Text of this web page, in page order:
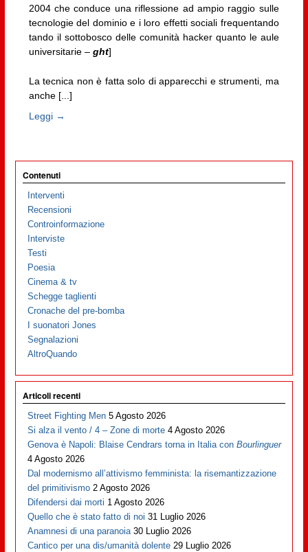
2004 che conduce una riflessione ad ampio raggio sulle
tecnologie del dominio e i loro effetti sociali frequentando
tando il sottobosco delle comunità hacker quanto le aule
universitarie – ght]
La tecnica non è fatta solo di apparecchi e strumenti, ma
anche [...]
Leggi →
Contenuti
Interventi
Recensioni
Controinformazione
Interviste
Testi
Poesia
Cinema & tv
Schegge taglienti
Cronache del pre-bomba
I suonatori Jones
Segnalazioni
AltroQuando
Articoli recenti
Street Fighting Men 5 Agosto 2026
Si alza il vento / 4 – Zone di morte 4 Agosto 2026
Genova è Napoli: Blaise Cendrars torna in Italia conBourlinguer
4 Agosto 2026
Dal modernismo all’attivismo femminista: la risemantizzazione
del primitivismo 2 Agosto 2026
Difendersi dai morti 1 Agosto 2026
Quello che è stato fatto di noi 31 Luglio 2026
Anamnesi di una paranoia 30 Luglio 2026
Cantico per una dis/umanità dolente 29 Luglio 2026